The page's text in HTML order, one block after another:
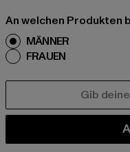
An welchen Produkten
MÄNNER
FRAUEN